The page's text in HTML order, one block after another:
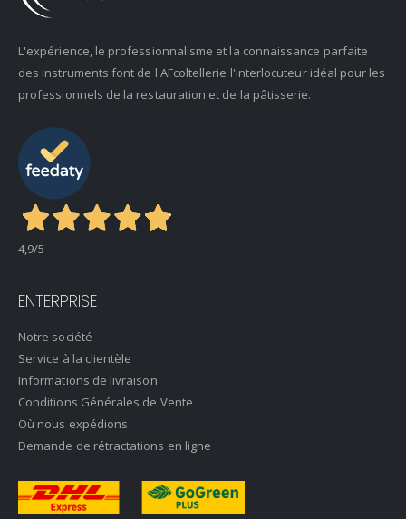
L'expérience, le professionnalisme et la connaissance parfaite
des instruments font de l'AFcoltellerie l'interlocuteur idéal pour les
professionnels de la restauration et de la pâtisserie.
4,9/5
ENTERPRISE
Notre société
Service à la clientèle
Informations de livraison
Conditions Générales de Vente
Où nous expédions
Demande de rétractations en ligne